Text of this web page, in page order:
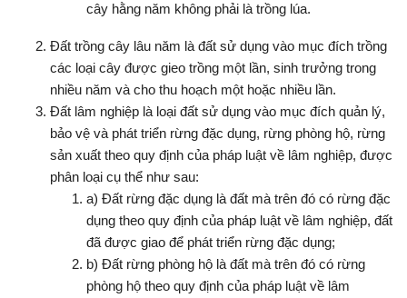
cây hằng năm không phải là trồng lúa.
Đất trồng cây lâu năm là đất sử dụng vào mục đích trồng
các loại cây được gieo trồng một lần, sinh trưởng trong
nhiều năm và cho thu hoạch một hoặc nhiều lần.
Đất lâm nghiệp là loại đất sử dụng vào mục đích quản lý,
bảo vệ và phát triển rừng đặc dụng, rừng phòng hộ, rừng
sản xuất theo quy định của pháp luật về lâm nghiệp, được
phân loại cụ thể như sau:
a) Đất rừng đặc dụng là đất mà trên đó có rừng đặc
dụng theo quy định của pháp luật về lâm nghiệp, đất
đã được giao để phát triển rừng đặc dụng;
b) Đất rừng phòng hộ là đất mà trên đó có rừng
phòng hộ theo quy định của pháp luật về lâm